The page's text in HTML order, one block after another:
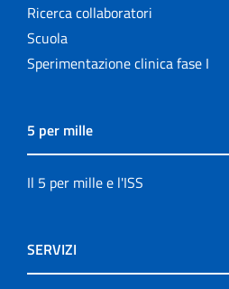
Ricerca collaboratori
Scuola
Sperimentazione clinica fase I
5 per mille
Il 5 per mille e l'ISS
SERVIZI